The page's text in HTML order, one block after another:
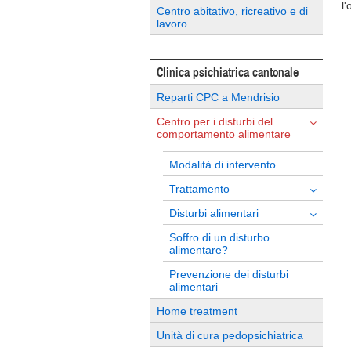
Centro abitativo, ricreativo e di
lavoro
Clinica psichiatrica cantonale
Reparti CPC a Mendrisio
Centro per i disturbi del
comportamento alimentare
Modalità di intervento
Trattamento
Disturbi alimentari
Soffro di un disturbo
alimentare?
Prevenzione dei disturbi
alimentari
Home treatment
Unità di cura pedopsichiatrica